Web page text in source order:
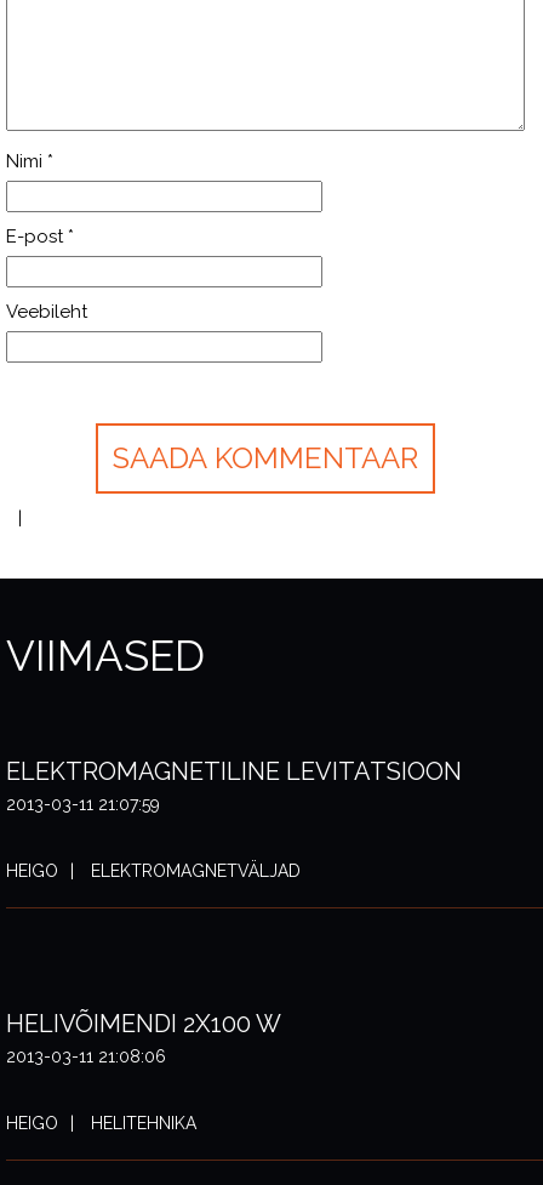
Nimi *
E-post *
Veebileht
VIIMASED
ELEKTROMAGNETILINE LEVITATSIOON
2013-03-11 21:07:59
HEIGO ELEKTROMAGNETVÄLJAD
HELIVÕIMENDI 2X100 W
2013-03-11 21:08:06
HEIGO HELITEHNIKA